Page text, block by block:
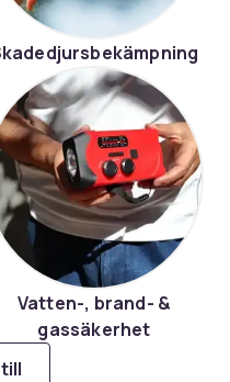
Vatten-, brand- &
gassäkerhet